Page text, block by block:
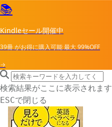
📚
Kindleセール開催中
39冊がお得に購入可能最大99%OFF
→
search icon
サイト内検索
検索結果がここに表示されます
ESCで閉じる